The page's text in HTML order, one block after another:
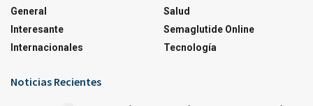
General
Interesante
Internacionales
Salud
Semaglutide Online
Tecnología
Noticias Recientes